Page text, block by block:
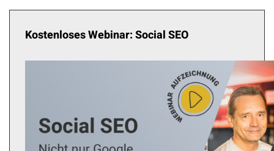
Kostenloses Webinar: Social SEO